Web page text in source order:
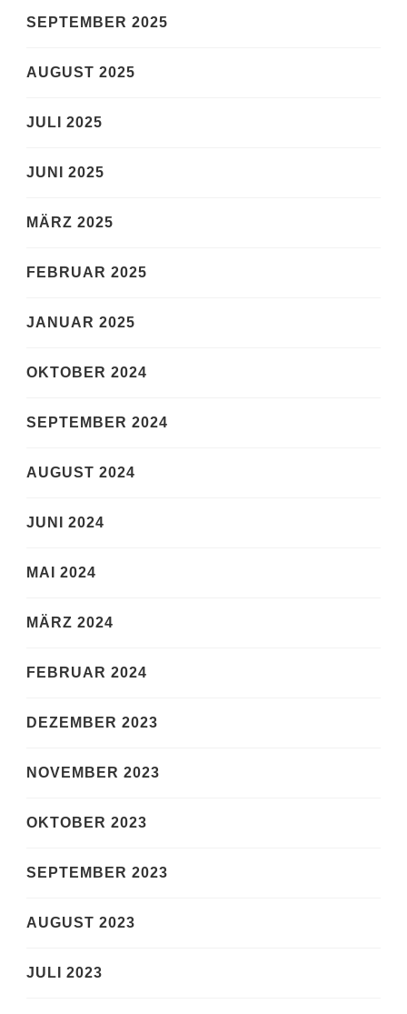
SEPTEMBER 2025
AUGUST 2025
JULI 2025
JUNI 2025
MÄRZ 2025
FEBRUAR 2025
JANUAR 2025
OKTOBER 2024
SEPTEMBER 2024
AUGUST 2024
JUNI 2024
MAI 2024
MÄRZ 2024
FEBRUAR 2024
DEZEMBER 2023
NOVEMBER 2023
OKTOBER 2023
SEPTEMBER 2023
AUGUST 2023
JULI 2023